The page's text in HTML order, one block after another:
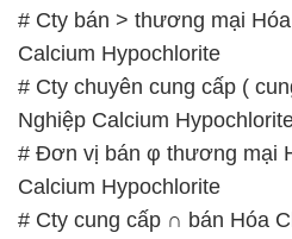
# Cty bán > thương mại
Calcium Hypochlorite
# Cty chuyên cung cấp (
Nghiệp Calcium
# Đơn vị bán φ thương mại
Calcium Hypochlorite
# Cty cung cấp ∩ bán Hóa